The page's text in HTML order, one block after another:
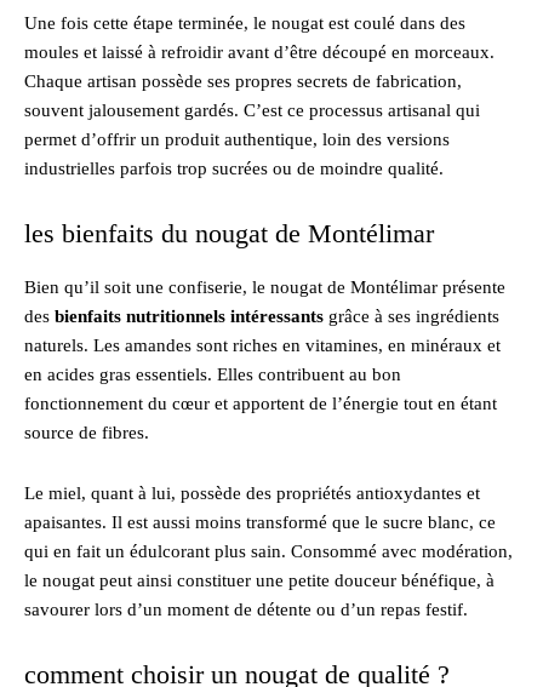
Une fois cette étape terminée, le nougat est coulé dans des
moules et laissé à refroidir avant d’être découpé en morceaux.
Chaque artisan possède ses propres secrets de fabrication,
souvent jalousement gardés. C’est ce processus artisanal qui
permet d’offrir un produit authentique, loin des versions
industrielles parfois trop sucrées ou de moindre qualité.
les bienfaits du nougat de Montélimar
Bien qu’il soit une confiserie, le nougat de Montélimar présente
des bienfaits nutritionnels intéressants grâce à ses ingrédients
naturels. Les amandes sont riches en vitamines, en minéraux et
en acides gras essentiels. Elles contribuent au bon
fonctionnement du cœur et apportent de l’énergie tout en étant
source de fibres.
Le miel, quant à lui, possède des propriétés antioxydantes et
apaisantes. Il est aussi moins transformé que le sucre blanc, ce
qui en fait un édulcorant plus sain. Consommé avec modération,
le nougat peut ainsi constituer une petite douceur bénéfique, à
savourer lors d’un moment de détente ou d’un repas festif.
comment choisir un nougat de qualité ?